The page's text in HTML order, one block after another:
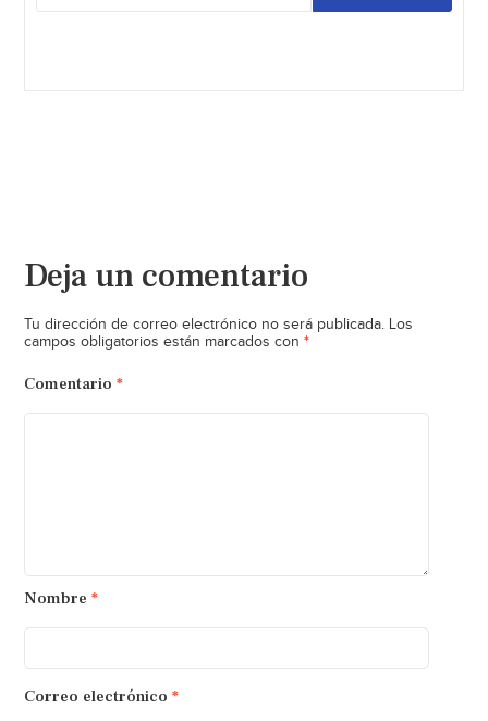
Deja un comentario
Tu dirección de correo electrónico no será publicada. Los
campos obligatorios están marcados con *
Comentario *
Nombre *
Correo electrónico *